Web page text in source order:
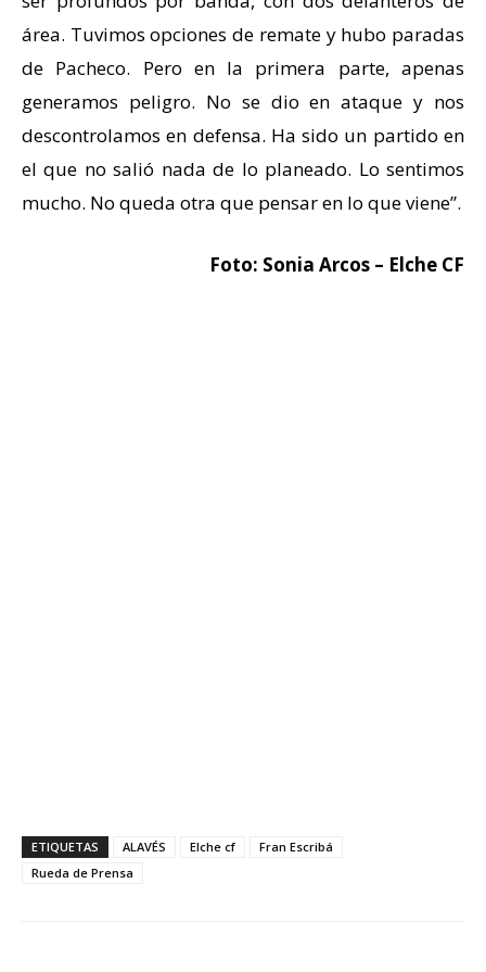
área. Tuvimos opciones de remate y hubo paradas
de Pacheco. Pero en la primera parte, apenas
generamos peligro. No se dio en ataque y nos
descontrolamos en defensa. Ha sido un partido en
el que no salió nada de lo planeado. Lo sentimos
mucho. No queda otra que pensar en lo que viene”.
Foto: Sonia Arcos – Elche CF
ETIQUETAS ALAVÉS Elche cf
Fran Escribá
Rueda de Prensa